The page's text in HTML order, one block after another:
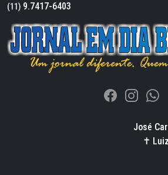
(11) 9.7417-6403
José
✝